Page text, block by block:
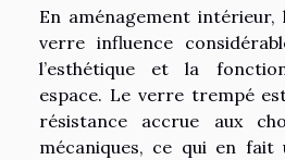
En aménagement
verre influence
l’esthétique et la
espace. Le verre trempé
résistance accrue aux
mécaniques, ce qui en fait